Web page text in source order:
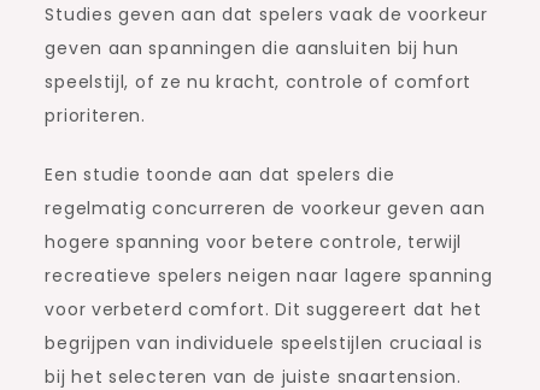
Studies geven aan dat spelers vaak de voorkeur
geven aan spanningen die aansluiten bij hun
speelstijl, of ze nu kracht, controle of comfort
prioriteren.
Een studie toonde aan dat spelers die
regelmatig concurreren de voorkeur geven aan
hogere spanning voor betere controle, terwijl
recreatieve spelers neigen naar lagere spanning
voor verbeterd comfort. Dit suggereert dat het
begrijpen van individuele speelstijlen cruciaal is
bij het selecteren van de juiste snaartension.